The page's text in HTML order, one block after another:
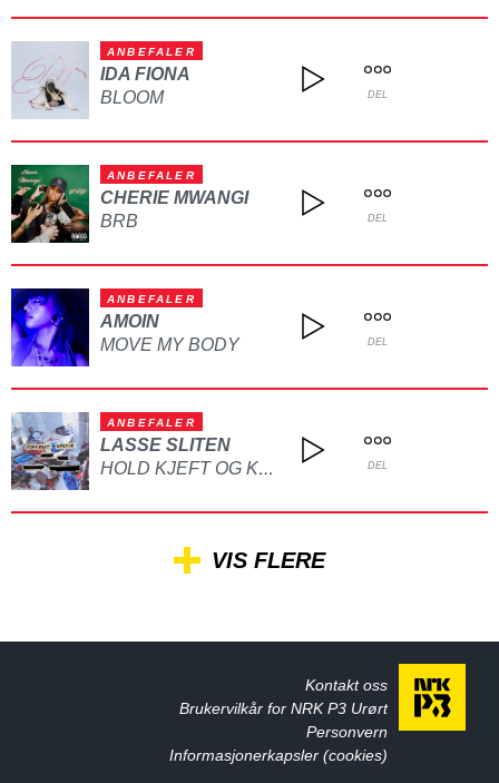
ANBEFALER
IDA FIONA
BLOOM
DEL
ANBEFALER
CHERIE MWANGI
BRB
DEL
ANBEFALER
AMOIN
MOVE MY BODY
DEL
ANBEFALER
LASSE SLITEN
HOLD KJEFT OG KYSS MEG DEL
VIS FLERE
Kontakt oss
Brukervilkår for NRK P3 Urørt
Personvern
Informasjonerkapsler (cookies)